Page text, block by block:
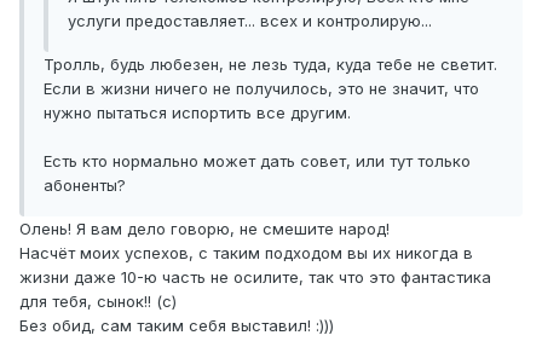
услуги предоставляет... всех и контролирую...
Тролль, будь любезен, не лезь туда, куда тебе не светит.
Если в жизни ничего не получилось, это не значит, что
нужно пытаться испортить все другим.
Есть кто нормально может дать совет, или тут только
абоненты?
Олень! Я вам дело говорю, не смешите народ!
Насчёт моих успехов, с таким подходом вы их никогда в
жизни даже 10-ю часть не осилите, так что это фантастика
для тебя, сынок!! (с)
Без обид, сам таким себя выставил! :)))